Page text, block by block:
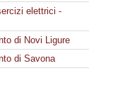
elettrici -
di Novi Ligure
di Savona